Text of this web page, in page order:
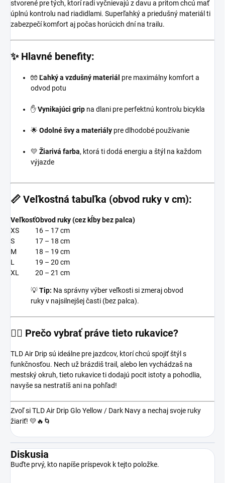
stvorené pre tých, ktorí radi vyčnievajú z davu a pritom chcú mať
úplnú kontrolu nad riadidlami. Superľahký a priedušný materiál ti
zabezpečí komfort aj počas horúcich dní na trailu.
✨ Hlavné benefity:
🧤Ľahký a vzdušný materiál pre maximálny komfort a
odvod potu
✋Vynikajúci grip na dlani pre perfektnú kontrolu bicykla
🌟 Odolné švy a materiály pre dlhodobé používanie
💛 Žiarivá farba, ktorá ti dodá energiu a štýl na každom
výjazde
📏 Veľkostná tabuľka (obvod ruky v cm):
VeľkosťObvod ruky (cez kĺby bez palca)
XS
16 – 17 cm
S
17 – 18 cm
M
18 – 19 cm
L
19 – 20 cm
XL
20 – 21 cm
💡Tip: Na správny výber veľkosti si zmeraj obvod
ruky v najsilnejšej časti (bez palca).
🚵‍♂️ Prečo vybrať práve tieto rukavice?
TLD Air Drip sú ideálne pre jazdcov, ktorí chcú spojiť štýl s
funkčnosťou. Nech už brázdiš trail, alebo len vychádzaš na
mestský okruh, tieto rukavice ti dodajú pocit istoty a pohodlia,
navyše sa nestratíš ani na pohľad!
Zvoľ si TLD Air Drip Glo Yellow / Dark Navy a nechaj svoje ruky
žiariť! 💛🔥🌀
Diskusia
Buďte prvý, kto napíše príspevok k tejto položke.